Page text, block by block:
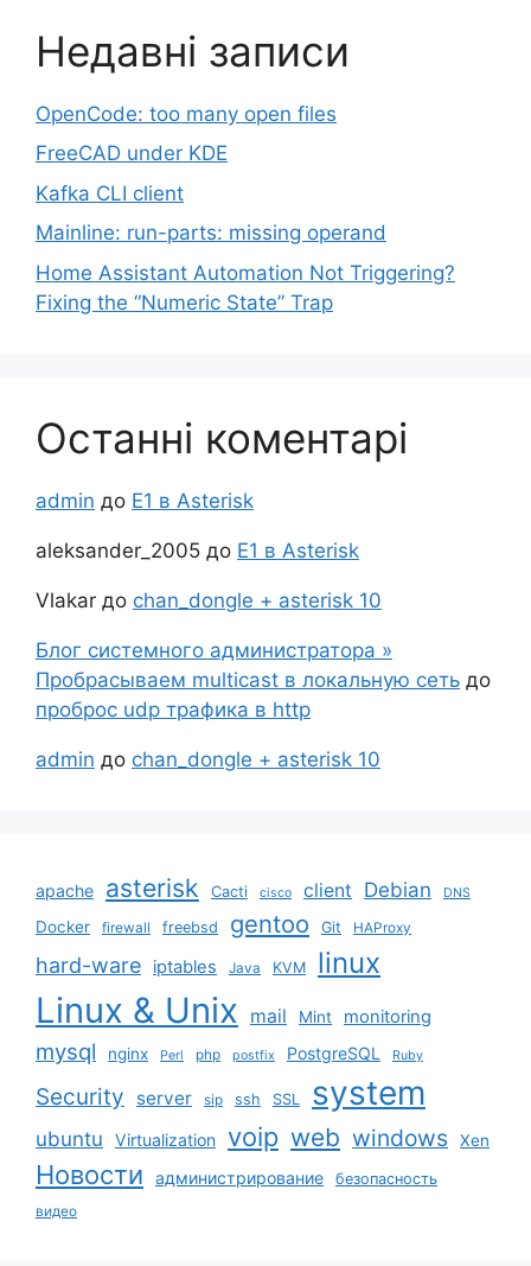
Недавні записи
OpenCode: too many open files
FreeCAD under KDE
Kafka CLI client
Mainline: run-parts: missing operand
Home Assistant Automation Not Triggering?
Fixing the “Numeric State” Trap
Останні коментарі
admin до Е1 в Asterisk
aleksander_2005 до Е1 в Asterisk
Vlakar до chan_dongle + asterisk 10
Блог системного администратора »
Пробрасываем multicast в локальную сеть до
проброс udp трафика в http
admin до chan_dongle + asterisk 10
apache asterisk Cacti cisco client Debian DNS
Docker firewall freebsd gentoo Git HAProxy
hard-ware iptables Java KVM linux
Linux & Unix mail Mint monitoring
mysql nginx Perl php postfix PostgreSQL Ruby
Security server sip ssh SSL system
ubuntu Virtualization voip web windows Xen
Новости администрирование безопасность
видео